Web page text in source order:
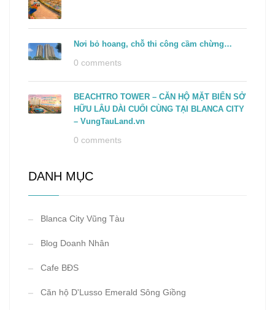
Nơi bỏ hoang, chỗ thi công cầm chừng…
0 comments
BEACHTRO TOWER – CĂN HỘ MẶT BIỂN SỞ
HỮU LÂU DÀI CUỐI CÙNG TẠI BLANCA CITY
– VungTauLand.vn
0 comments
DANH MỤC
Blanca City Vũng Tàu
Blog Doanh Nhân
Cafe BĐS
Căn hộ D'Lusso Emerald Sông Giồng